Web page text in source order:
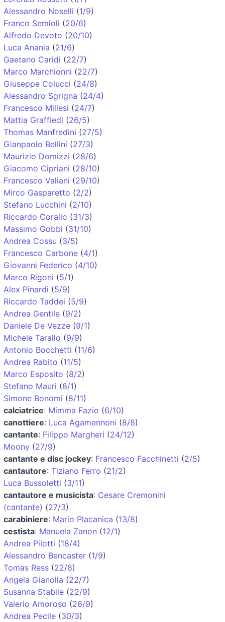
Alessandro Noselli (1/9)
Franco Semioli (20/6)
Alfredo Devoto (20/10)
Luca Anania (21/6)
Gaetano Caridi (22/7)
Marco Marchionni (22/7)
Giuseppe Colucci (24/8)
Alessandro Sgrigna (24/4)
Francesco Millesi (24/7)
Mattia Graffiedi (26/5)
Thomas Manfredini (27/5)
Gianpaolo Bellini (27/3)
Maurizio Domizzi (28/6)
Giacomo Cipriani (28/10)
Francesco Valiani (29/10)
Mirco Gasparetto (2/2)
Stefano Lucchini (2/10)
Riccardo Corallo (31/3)
Massimo Gobbi (31/10)
Andrea Cossu (3/5)
Francesco Carbone (4/1)
Giovanni Federico (4/10)
Marco Rigoni (5/1)
Alex Pinardi (5/9)
Riccardo Taddei (5/9)
Andrea Gentile (9/2)
Daniele De Vezze (9/1)
Michele Tarallo (9/9)
Antonio Bocchetti (11/6)
Andrea Rabito (11/5)
Marco Esposito (8/2)
Stefano Mauri (8/1)
Simone Bonomi (8/11)
calciatrice: Mimma Fazio (6/10)
canottiere: Luca Agamennoni (8/8)
cantante: Filippo Margheri (24/12)
Moony (27/9)
cantante e disc jockey: Francesco Facchinetti (2/5)
cantautore: Tiziano Ferro (21/2)
Luca Bussoletti (3/11)
cantautore e musicista: Cesare Cremonini
(cantante) (27/3)
carabiniere: Mario Placanica (13/8)
cestista: Manuela Zanon (12/1)
Andrea Pilotti (18/4)
Alessandro Bencaster (1/9)
Tomas Ress (22/8)
Angela Gianolla (22/7)
Susanna Stabile (22/9)
Valerio Amoroso (26/9)
Andrea Pecile (30/3)